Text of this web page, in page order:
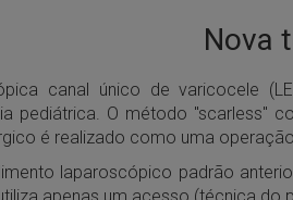
Nova
canal único de varicocele
pediátrica. O método "scarless"
é realizado como uma
laparoscópico padrão